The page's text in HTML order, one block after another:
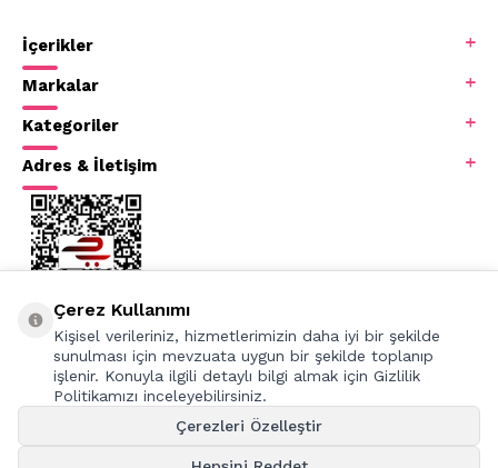
İçerikler
Markalar
Kategoriler
Adres & İletişim
Çerez Kullanımı
Kişisel verileriniz, hizmetlerimizin daha iyi bir şekilde
sunulması için mevzuata uygun bir şekilde toplanıp
işlenir. Konuyla ilgili detaylı bilgi almak için Gizlilik
Politikamızı inceleyebilirsiniz.
Çerezleri Özelleştir